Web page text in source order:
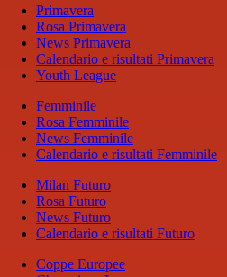
Primavera
Rosa Primavera
News Primavera
Calendario e risultati Primavera
Youth League
Femminile
Rosa Femminile
News Femminile
Calendario e risultati Femminile
Milan Futuro
Rosa Futuro
News Futuro
Calendario e risultati Futuro
Coppe Europee